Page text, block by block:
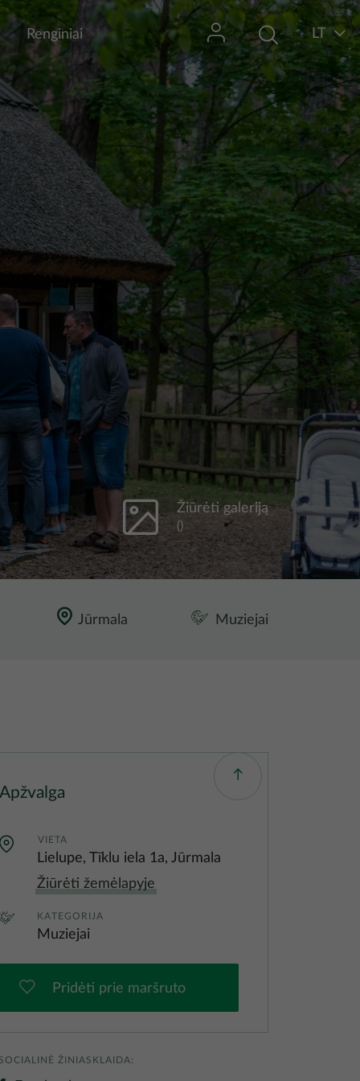
Renginiai LT
Žiūrėti galeriją
()
Jūrmala Muziejai
Apžvalga
VIETA
Lielupe, Tīklu iela 1a, Jūrmala
Žiūrėti žemėlapyje
KATEGORIJA
Muziejai
Pridėti prie maršruto
SOCIALINĖ ŽINIASKLAIDA: